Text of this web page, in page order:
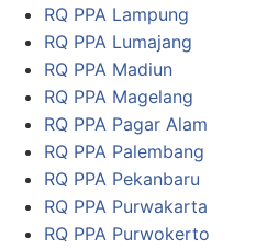
RQ PPA Lampung
RQ PPA Lumajang
RQ PPA Madiun
RQ PPA Magelang
RQ PPA Pagar Alam
RQ PPA Palembang
RQ PPA Pekanbaru
RQ PPA Purwakarta
RQ PPA Purwokerto